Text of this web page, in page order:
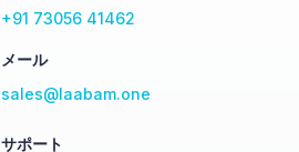
+91 73056 41462
メール
sales@laabam.one
サポート